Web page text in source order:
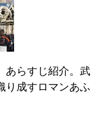
あらすじ紹介。武
り成すロマンあふ